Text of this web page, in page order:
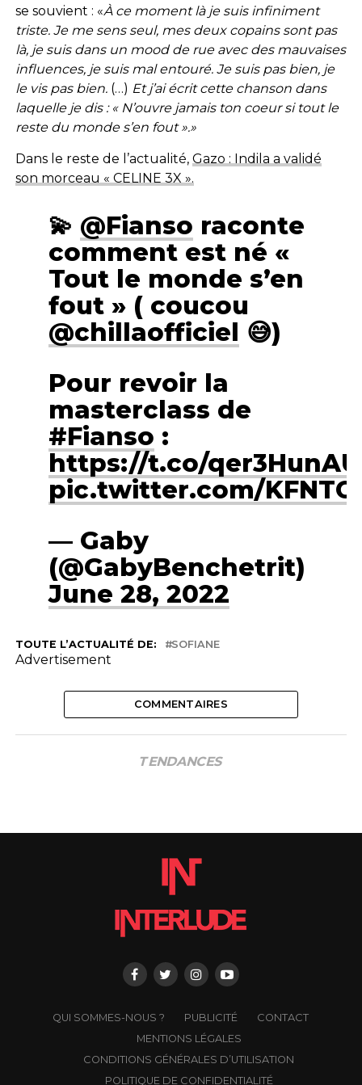
se souvient : «À ce moment là je suis infiniment
triste. Je me sens seul, mes deux copains sont pas
là, je suis dans un mood de rue avec des mauvaises
influences, je suis mal entouré. Je suis pas bien, je
le vis pas bien.(…) Et j’ai écrit cette chanson dans
laquelle je dis : « N’ouvre jamais ton coeur si tout le
reste du monde s’en fout ».»
Dans le reste de l’actualité, Gazo : Indila a validé
son morceau « CELINE 3X ».
💫 @Fianso raconte
comment est né «
Tout le monde s’en
fout » ( coucou
@chillaofficiel 😅)
Pour revoir la
masterclass de
#Fianso :
https://t.co/
pic.twitter.com/
— Gaby
(@GabyBenchetrit)
June 28, 2022
TOUTE L’ACTUALITÉ DE: SOFIANE
Advertisement
COMMENTAIRES
TENDANCES
QUI SOMMES-NOUS ? PUBLICITÉ
CONTACT
MENTIONS LÉGALES
CONDITIONS GÉNÉRALES D’UTILISATION
POLITIQUE DE CONFIDENTIALITÉ